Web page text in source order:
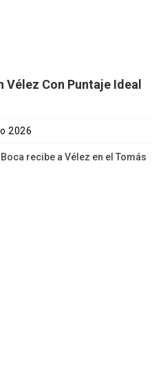
Vélez Con Puntaje Ideal
2026
recibe a Vélez en el Tomás